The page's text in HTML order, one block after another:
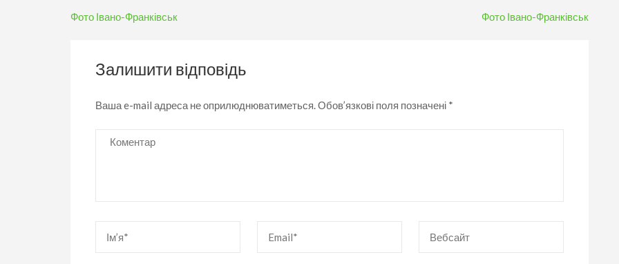
Навігація
Фото Івано-Франківськ Фото Івано-Франківськ
Залишити відповідь
Ваша e-mail адреса не оприлюднюватиметься.Обов’язкові поля позначені *
Коментар